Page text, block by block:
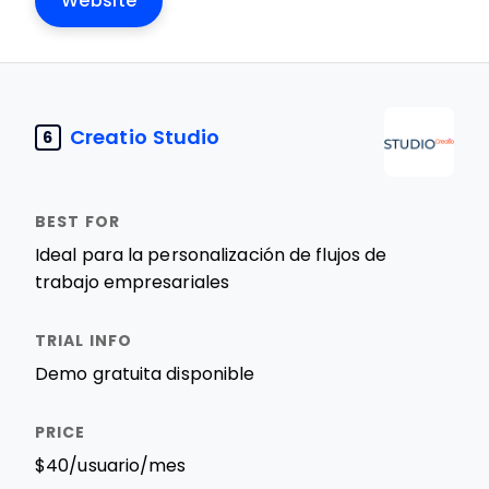
6 Creatio Studio
Ideal para la personalización de flujos de
trabajo empresariales
Demo gratuita disponible
$40/usuario/mes